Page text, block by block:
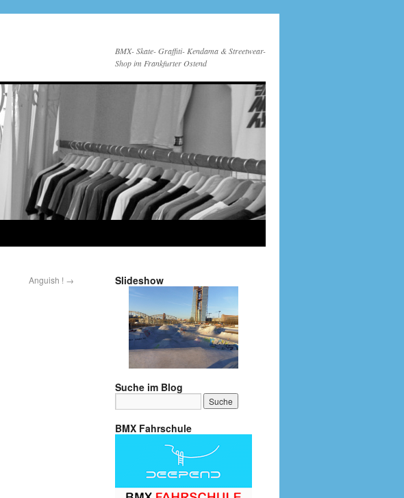
BMX- Skate- Graffiti- Kendama & Streetwear-
Shop im Frankfurter Ostend
Anguish ! → Slideshow
Suche im Blog
BMX Fahrschule